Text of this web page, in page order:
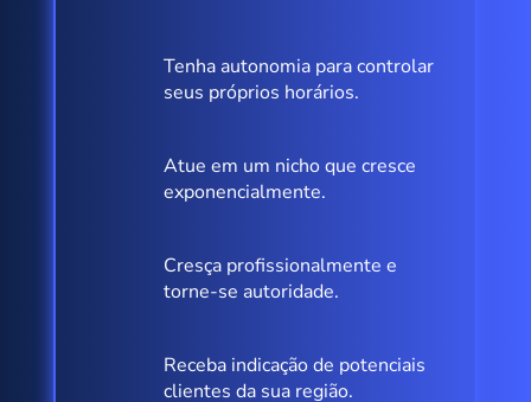
Tenha autonomia para controlar
seus próprios horários.
Atue em um nicho que cresce
exponencialmente.
Cresça profissionalmente e
torne-se autoridade.
Receba indicação de potenciais
clientes da sua região.